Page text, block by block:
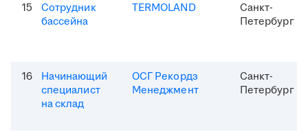
15
Сотрудник
бассейна
TERMOLAND
Санкт-
Петербург
16
Начинающий
специалист
на склад
ОСГ Рекордз
Менеджмент
Санкт-
Петербург